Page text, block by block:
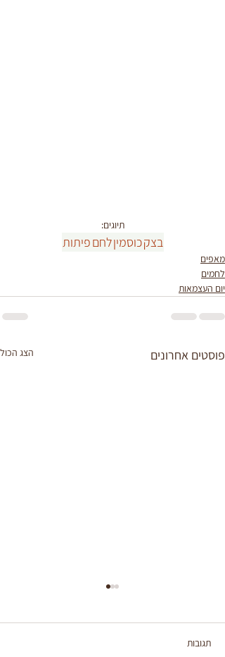
תיוגים:
בצקכוסמיןלחםפיתות
מאפים
לחמים
יום העצמאות
פוסטים אחרונים הצג הכול
תגובות